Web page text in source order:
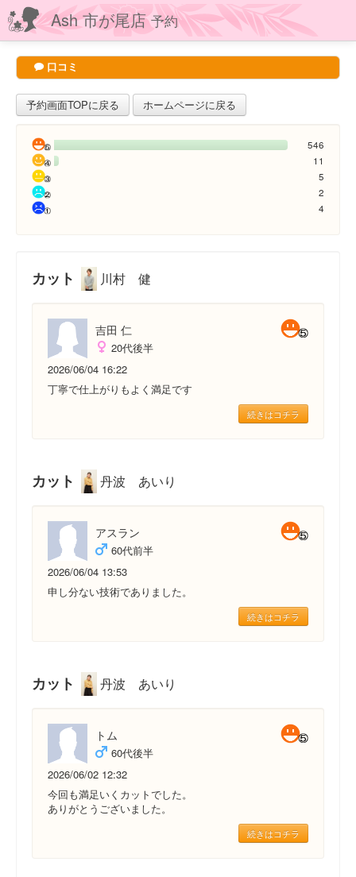
Ash 市が尾店予約
口コミ
予約画面TOPに戻る ホームページに戻る
546
11
5
2
4
カット 川村 健
吉田 仁
20代後半
2026/06/04 16:22
丁寧で仕上がりもよく満足です
続きはコチラ
カット 丹波 あいり
アスラン
60代前半
2026/06/04 13:53
申し分ない技術でありました。
続きはコチラ
カット 丹波 あいり
トム
60代後半
2026/06/02 12:32
今回も満足いくカットでした。
ありがとうございました。
続きはコチラ